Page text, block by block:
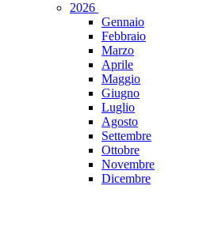
2026
Gennaio
Febbraio
Marzo
Aprile
Maggio
Giugno
Luglio
Agosto
Settembre
Ottobre
Novembre
Dicembre